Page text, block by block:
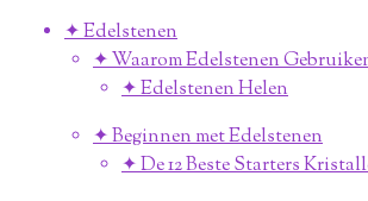
✦ Edelstenen
✦ Waarom Edelstenen
✦ Edelstenen Helen
✦ Beginnen met Edelstenen
✦ De 12 Beste Starters